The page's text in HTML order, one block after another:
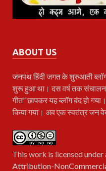
ABOUT US
जनपथहिंदी जगत के शुरुआती
शुरू हुआ था। दस वर्ष तक संचालन
गीत” छापकर यह ब्लॉग बंद हो
किया गया। अब एक स्वतंत्र जन
This work is licensed under
Attribution-